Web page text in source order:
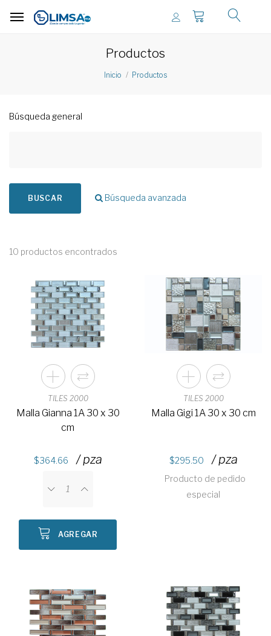
Productos
Inicio Productos
Búsqueda general
BUSCAR Búsqueda avanzada
10 productos encontrados
TILES 2000
Malla Gianna 1A 30 x 30
cm
364.66 / pza
AGREGAR
TILES 2000
Malla Gigi 1A 30 x 30 cm
295.50 / pza
Producto de pedido
especial